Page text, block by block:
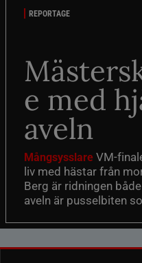
REPORTAGE
e med
aveln
Mångsysslare VM-
liv med hästar från
Berg är ridningen
aveln är pusselbiten